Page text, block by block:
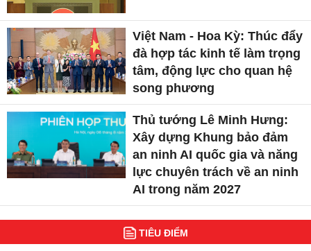
Việt Nam - Hoa Kỳ: Thúc đẩy
đà hợp tác kinh tế làm trọng
tâm, động lực cho quan hệ
song phương
Thủ tướng Lê Minh Hưng:
Xây dựng Khung bảo đảm
an ninh AI quốc gia và năng
lực chuyên trách về an ninh
AI trong năm 2027
TIÊU ĐIỂM